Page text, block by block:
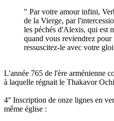
" Par votre amour infini,
de la Vierge, par
les péchés d'Alexis, qui est
quand vous reviendrez pour
ressuscitez-le avec votre
L'année 765 de l'ère arménienne
à laquelle régnait le Thakavor
4° Inscription de onze lignes en
même église :